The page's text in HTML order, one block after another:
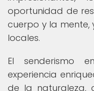
oportunidad de
cuerpo y la
locales.
El senderismo
experiencia
de la naturaleza,